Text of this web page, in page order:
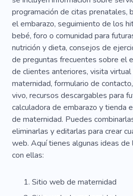
programación de citas prenatales,
el embarazo, seguimiento de los
bebé, foro o comunidad para
nutrición y dieta, consejos de
de preguntas frecuentes sobre el
de clientes anteriores, visita
maternidad, formulario de
vivo, recursos descargables para
calculadora de embarazo y tienda
de maternidad. Puedes
eliminarlas y editarlas para crear
web. Aquí tienes algunas ideas
con ellas:
Sitio web de maternidad